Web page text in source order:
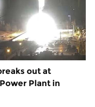
out at
Plant in